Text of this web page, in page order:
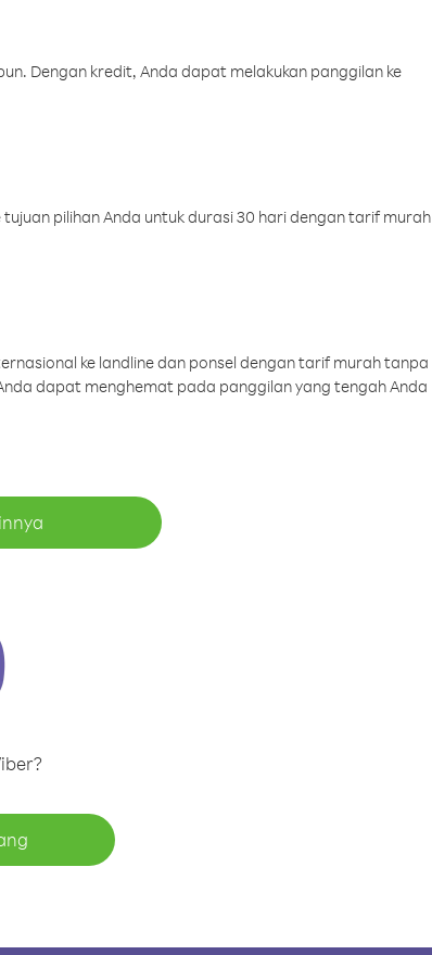
Dengan kredit, Anda dapat melakukan panggilan ke
pilihan Anda untuk durasi 30 hari dengan tarif murah
ke landline dan ponsel dengan tarif murah tanpa
dapat menghemat pada panggilan yang tengah Anda